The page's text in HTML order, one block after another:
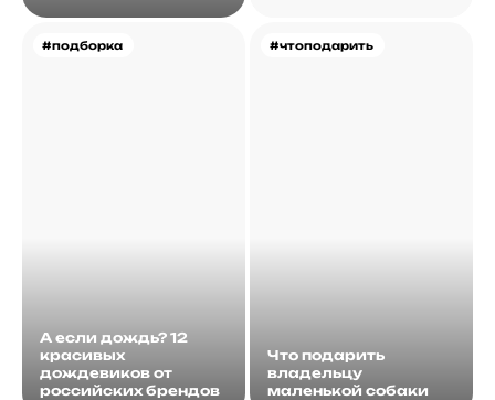
#подборка
А если дождь? 12
красивых
дождевиков от
российских брендов
#чтоподарить
Что подарить
владельцу
маленькой собаки